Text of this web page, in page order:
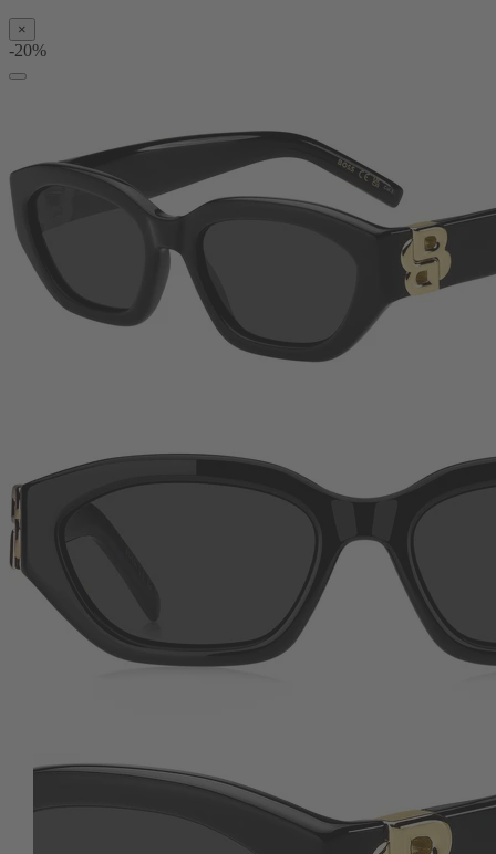
×
-20%